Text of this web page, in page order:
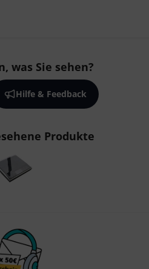
was Sie sehen?
Hilfe & Feedback
Produkte